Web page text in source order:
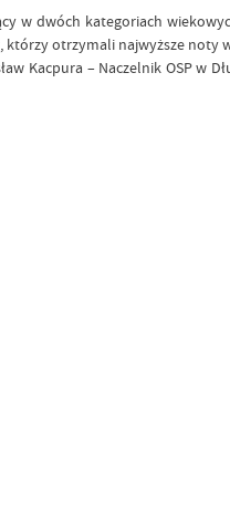
w dwóch kategoriach
otrzymali najwyższe noty
Kacpura – Naczelnik OSP w